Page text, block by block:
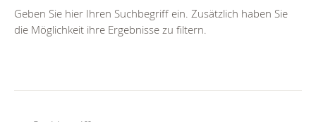
Geben Sie hier Ihren Suchbegriff ein. Zusätzlich haben Sie
die Möglichkeit ihre Ergebnisse zu filtern.